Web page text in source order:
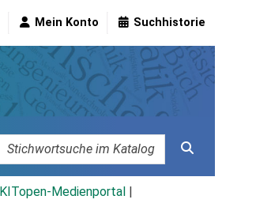
Mein Konto Suchhistorie
KITopen-Medienportal